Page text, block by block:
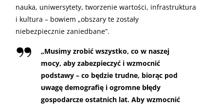
nauka, uniwersytety, tworzenie wartości, infrastruktura
i kultura – bowiem „obszary te zostały
niebezpiecznie zaniedbane”.
„Musimy zrobić wszystko, co w naszej
mocy, aby zabezpieczyć i wzmocnić
podstawy – co będzie trudne, biorąc pod
uwagę demografię i ogromne błędy
gospodarcze ostatnich lat. Aby wzmocnić